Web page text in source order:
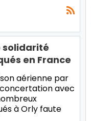
solidarité
en France
aérienne par
avec
à Orly faute